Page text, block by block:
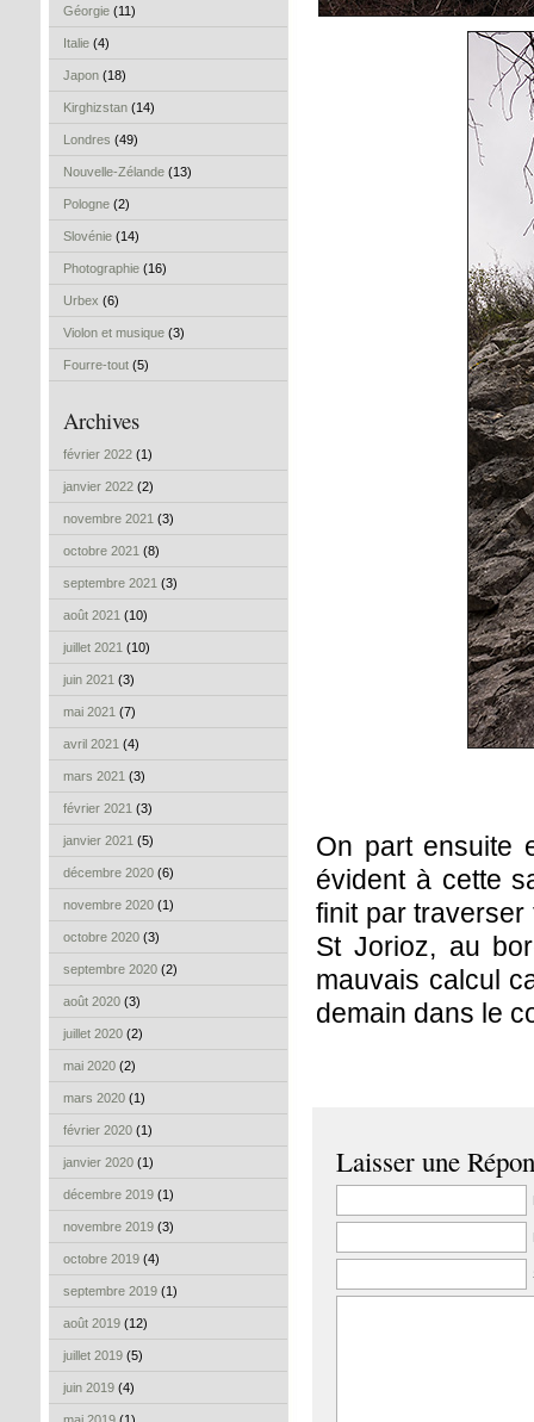
Géorgie (11)
Italie (4)
Japon (18)
Kirghizstan (14)
Londres (49)
Nouvelle-Zélande (13)
Pologne (2)
Slovénie (14)
Photographie (16)
Urbex (6)
Violon et musique (3)
Fourre-tout (5)
Archives
février 2022 (1)
janvier 2022 (2)
novembre 2021 (3)
octobre 2021 (8)
septembre 2021 (3)
août 2021 (10)
juillet 2021 (10)
juin 2021 (3)
mai 2021 (7)
avril 2021 (4)
mars 2021 (3)
février 2021 (3)
janvier 2021 (5)
décembre 2020 (6)
novembre 2020 (1)
octobre 2020 (3)
septembre 2020 (2)
août 2020 (3)
juillet 2020 (2)
mai 2020 (2)
mars 2020 (1)
février 2020 (1)
janvier 2020 (1)
décembre 2019 (1)
novembre 2019 (3)
octobre 2019 (4)
septembre 2019 (1)
août 2019 (12)
juillet 2019 (5)
juin 2019 (4)
On part ensuite
évident à cette
finit par
St Jorioz, au
mauvais calcul
demain dans le
Laisser une